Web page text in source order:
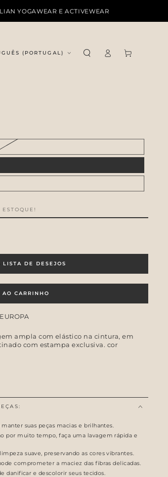
YOGAWEAR E ACTIVEWEAR
(PORTUGAL)
sessão
Carrinho
DE DESEJOS
CARRINHO
ampla com elástico na cintura, em
com estampa exclusiva. cor
suas peças macias e brilhantes.
por muito tempo, faça uma lavagem rápida e
suave, preservando as cores vibrantes.
comprometer a maciez das fibras delicadas.
danificar e descolorir seus tecidos.